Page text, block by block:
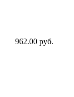
962.00 руб.